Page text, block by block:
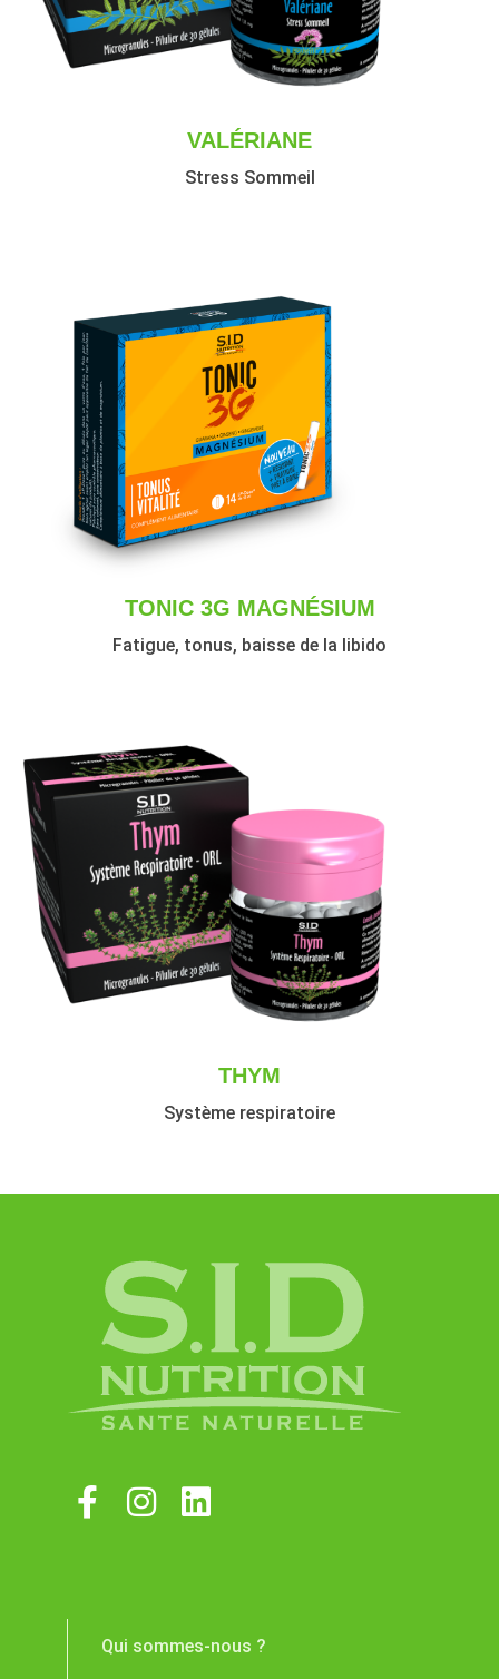
VALÉRIANE
Stress Sommeil
TONIC 3G MAGNÉSIUM
Fatigue, tonus, baisse de la libido
THYM
Système respiratoire
Qui sommes-nous ?